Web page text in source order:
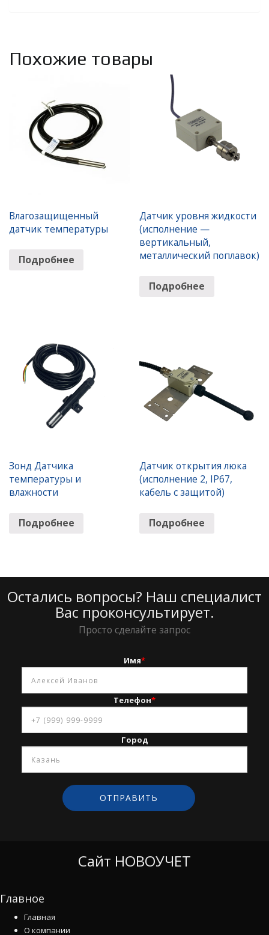
Похожие товары
Влагозащищенный
датчик температуры
Подробнее
Датчик уровня жидкости
(исполнение —
вертикальный,
металлический поплавок)
Подробнее
Зонд Датчика
температуры и
влажности
Подробнее
Датчик открытия люка
(исполнение 2, IP67,
кабель с защитой)
Подробнее
Остались вопросы? Наш специалист
Вас проконсультирует.
Просто сделайте запрос
Имя*
Телефон*
Город
Сайт НОВОУЧЕТ
Главное
Главная
О компании